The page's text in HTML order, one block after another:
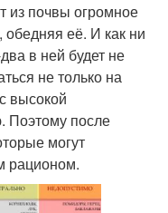
из почвы огромное
обедняя её. И как ни
в ней будет не
не только на
высокой
Поэтому после
могут
рационом.